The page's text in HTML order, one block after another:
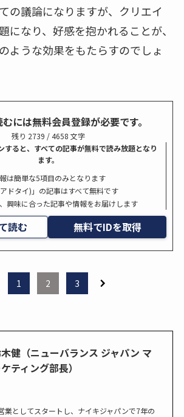
の議論になりますが、クリエイ
になり、好感を抱かれることが、
ような効果をもたらすのでしょ
には無料会員登録が必要です。
残り 2739 / 4658 文字
すると、すべての記事が無料で読み放題となり
ます。
は簡単な5項目のみとなります
アドタイ)」の記事はすべて無料です
興味に合った記事や情報をお届けします
読む 無料でIDを取得
1 2 3
健（ニューバランス ジャパン マ
ティング部長）
業としてスタートし、ナイキジャパンで7年の